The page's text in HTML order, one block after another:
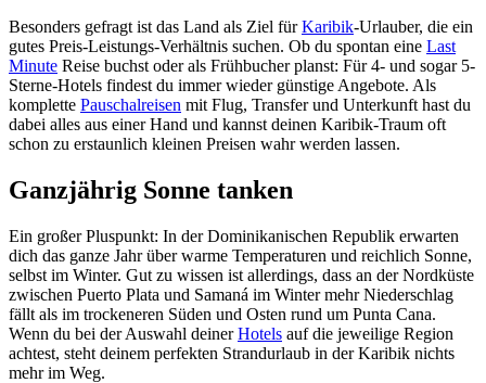
Besonders gefragt ist das Land als Ziel fürKaribik-Urlauber, die ein
gutes Preis-Leistungs-Verhältnis suchen. Ob du spontan eine Last
Minute Reise buchst oder als Frühbucher planst: Für 4- und sogar 5-
Sterne-Hotels findest du immer wieder günstige Angebote. Als
komplette Pauschalreisen mit Flug, Transfer und Unterkunft hast du
dabei alles aus einer Hand und kannst deinen Karibik-Traum oft
schon zu erstaunlich kleinen Preisen wahr werden lassen.
Ganzjährig Sonne tanken
Ein großer Pluspunkt: In der Dominikanischen Republik erwarten
dich das ganze Jahr über warme Temperaturen und reichlich Sonne,
selbst im Winter. Gut zu wissen ist allerdings, dass an der Nordküste
zwischen Puerto Plata und Samaná im Winter mehr Niederschlag
fällt als im trockeneren Süden und Osten rund um Punta Cana.
Wenn du bei der Auswahl deinerHotels auf die jeweilige Region
achtest, steht deinem perfekten Strandurlaub in der Karibik nichts
mehr im Weg.